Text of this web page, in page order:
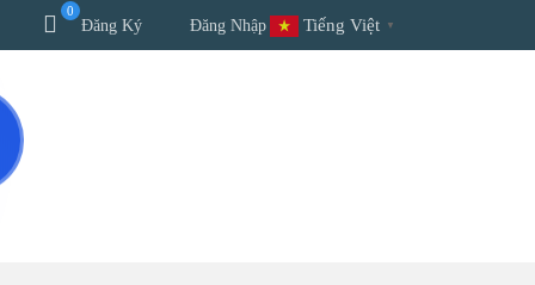
0
Đăng Ký Đăng Nhập Tiếng Việt ▼